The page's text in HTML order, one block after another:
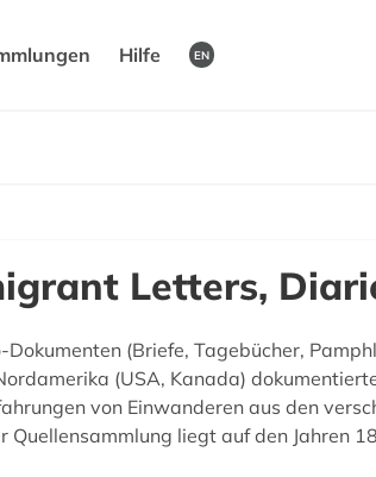
Hilfe EN
Letters,
(Briefe, Tagebücher,
(USA, Kanada)
von Einwanderen aus den
liegt auf den Jahren